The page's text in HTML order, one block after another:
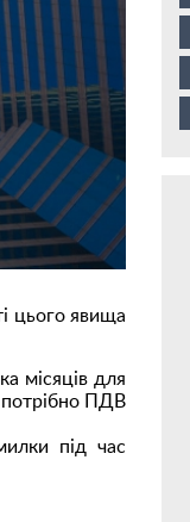
цього явища
місяців для
потрібно ПДВ
під час